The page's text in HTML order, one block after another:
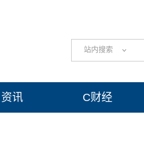
站内搜索
资讯 C财经